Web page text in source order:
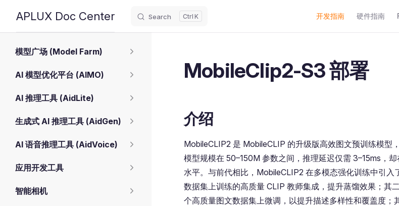
Skip to content
APLUX Doc Center Search K 开发指南 硬件指南
模型广场 (Model Farm)
AI 模型优化平台 (AIMO)
AI 推理工具 (AidLite)
生成式 AI 推理工具 (AidGen)
AI 语音推理工具 (AidVoice)
应用开发工具
智能相机
MobileClip2-S3 部署
介绍
MobileCLIP2 是 MobileCLIP 的升级版高效图文预训练模型
模型规模在 50–150M 参数之间，推理延迟仅需 3–15ms，
水平。与前代相比，MobileCLIP2 在多模态强化训练中引入
数据集上训练的高质量 CLIP 教师集成，提升蒸馏效果；其
个高质量图文数据集上微调，以提升描述多样性和覆盖度；